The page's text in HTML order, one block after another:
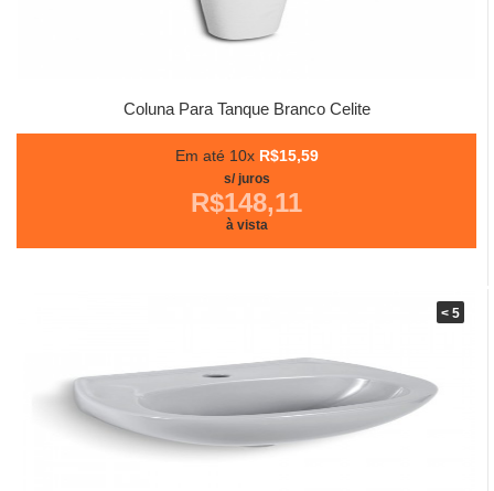
Coluna Para Tanque Branco Celite
Em até 10x R$15,59
s/ juros
R$148,11
à vista
< 5